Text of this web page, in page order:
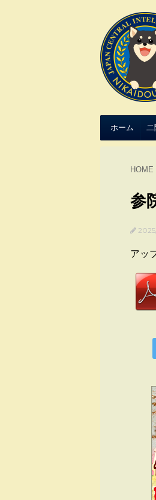
ホーム 二
HOME
参
アッ